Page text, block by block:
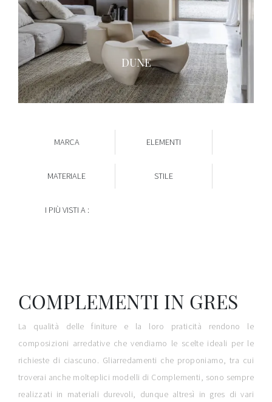
MARCA ELEMENTI
MATERIALE STILE
I PIÙ VISTI A :
DUNE
COMPLEMENTI IN GRES
La qualità delle finiture e la loro praticità rendono le
composizioni arredative che vendiamo le scelte ideali per le
richieste di ciascuno. Gliarredamenti che proponiamo, tra cui
troverai anche molteplici modelli di Complementi, sono sempre
realizzati in materiali durevoli, dunque altresì in gres di vari